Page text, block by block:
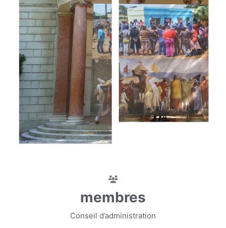
membres
Conseil d’administration